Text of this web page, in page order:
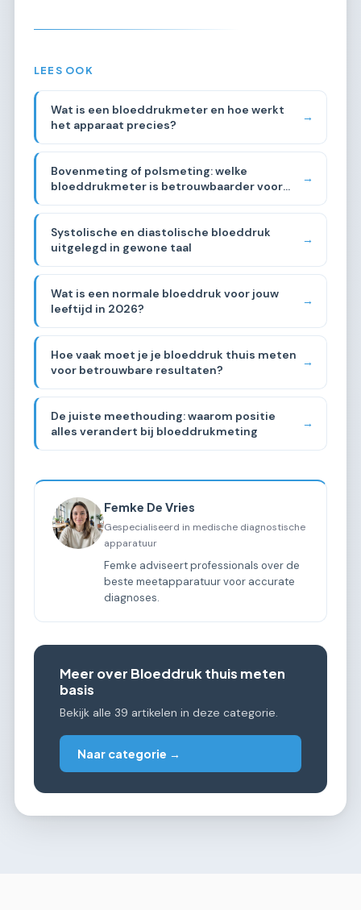
LEES OOK
Wat is een bloeddrukmeter en hoe werkt
het apparaat precies?
→
Bovenmeting of polsmeting: welke
bloeddrukmeter is betrouwbaarder voor
thuisgebruik?
→
Systolische en diastolische bloeddruk
uitgelegd in gewone taal
→
Wat is een normale bloeddruk voor jouw
leeftijd in 2026?
→
Hoe vaak moet je je bloeddruk thuis meten
voor betrouwbare resultaten?
→
De juiste meethouding: waarom positie
alles verandert bij bloeddrukmeting
→
Femke De Vries
Gespecialiseerd in medische diagnostische
apparatuur
Femke adviseert professionals over de
beste meetapparatuur voor accurate
diagnoses.
Meer over Bloeddruk thuis meten
basis
Bekijk alle 39 artikelen in deze categorie.
Naar categorie →